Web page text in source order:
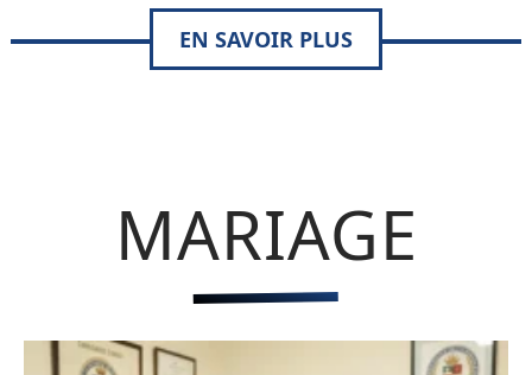
EN SAVOIR PLUS
MARIAGE